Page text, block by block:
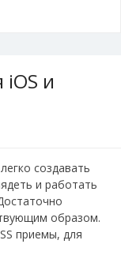
и
создавать
и работать
образом.
приемы, для